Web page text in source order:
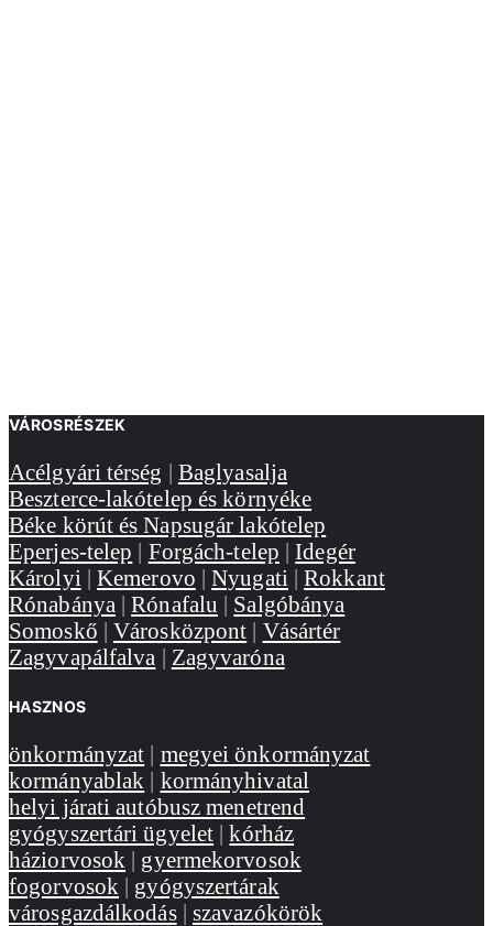
VÁROSRÉSZEK
Acélgyári térség | Baglyasalja
Beszterce-lakótelep és környéke
Béke körút és Napsugár lakótelep
Eperjes-telep | Forgách-telep |Idegér
Károlyi |Kemerovo |Nyugati |Rokkant
Rónabánya |Rónafalu | Salgóbánya
Somoskő |Városközpont | Vásártér
Zagyvapálfalva | Zagyvaróna
HASZNOS
önkormányzat | megyei önkormányzat
kormányablak | kormányhivatal
helyi járati autóbusz menetrend
gyógyszertári ügyelet |kórház
háziorvosok | gyermekorvosok
fogorvosok | gyógyszertárak
városgazdálkodás| szavazókörök